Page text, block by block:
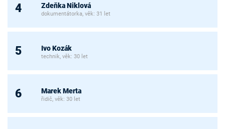
4 Zdeňka Niklová
dokumentátorka, věk: 31 let
5 Ivo Kozák
technik, věk: 30 let
6 Marek Merta
řidič, věk: 30 let